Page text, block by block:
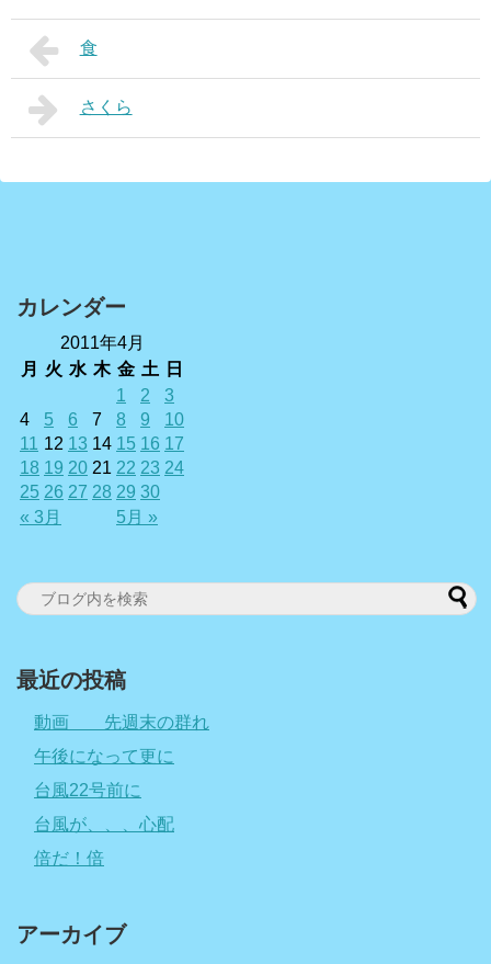
食
さくら
カレンダー
2011年4月
月
火 水 木 金 土 日
« 3月 5月 »
1 2
3
4
5 6 7 8 9
10
11 12 13 14 15 16 17
18 19 20 21 22 23 24
25 26 27 28 29 30
最近の投稿
動画 先週末の群れ
午後になって更に
台風22号前に
台風が、、、心配
倍だ！倍
アーカイブ